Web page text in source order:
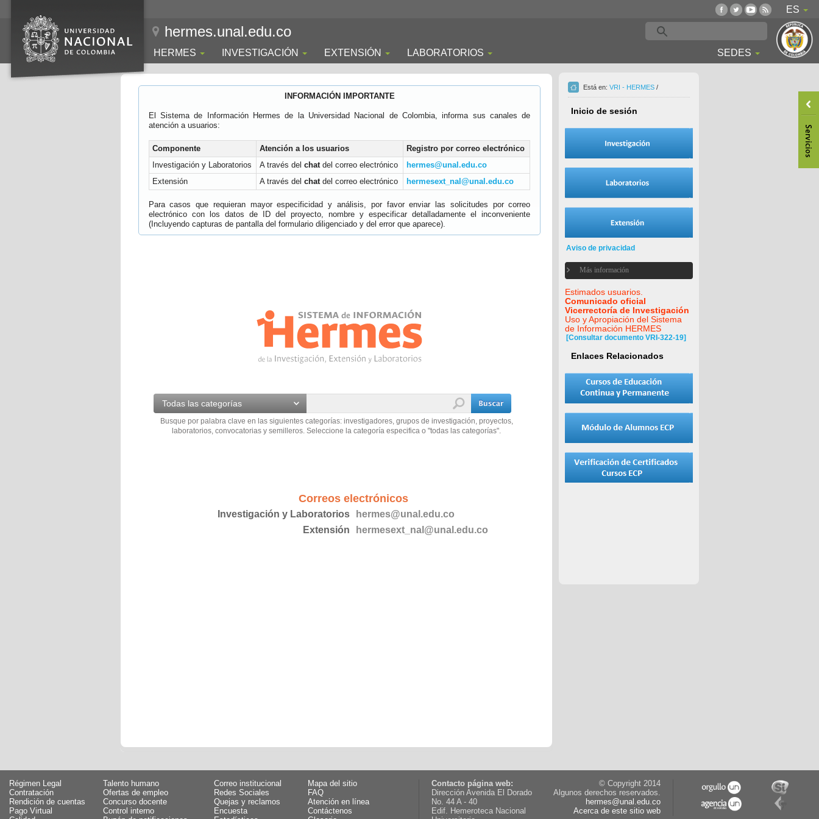
ES
hermes.unal.edu.co
HERMES INVESTIGACIÓN EXTENSIÓN LABORATORIOS SEDES
INFORMACIÓN IMPORTANTE
El Sistema de Información Hermes de la Universidad Nacional de Colombia, informa sus canales de
atención a usuarios:
Componente Atención a los usuarios
Registro por correo electrónico
Investigación y Laboratorios
A través del chatdel correo electrónico
hermes@unal.edu.co
Extensión
A través del chatdel correo electrónico hermesext_nal@unal.edu.co
Para casos que requieran mayor especificidad y análisis, por favor enviar las solicitudes por correo
electrónico con los datos de ID del proyecto, nombre y especificar detalladamente el inconveniente
(Incluyendo capturas de pantalla del formulario diligenciado y del error que aparece).
Todas las categorías
Busque por palabra clave en las siguientes categorías: investigadores, grupos de investigación, proyectos,
laboratorios, convocatorias y semilleros. Seleccione la categoría especifica o "todas las categorías".
Correos electrónicos
Investigación y Laboratorios
hermes@unal.edu.co
Extensión
hermesext_nal@unal.edu.co
Está en: VRI - HERMES /
Inicio de sesión
Aviso de privacidad
Más información
Estimados usuarios.
Comunicado oficial
Vicerrectoría de Investigación
Uso y Apropiación del Sistema
de Información HERMES
[Consultar documento VRI-322-19]
Enlaces Relacionados
Régimen Legal
Talento humano
Contratación
Ofertas de empleo
Rendición de cuentas
Concurso docente
Pago Virtual
Control interno
Correo institucional
Mapa del sitio
Redes Sociales
FAQ
Quejas y reclamos
Atención en línea
Encuesta
Contáctenos
Contacto página web:
Dirección Avenida El Dorado
No. 44 A - 40
Edif. Hemeroteca Nacional
© Copyright 2014
Algunos derechos reservados.
hermes@unal.edu.co
Acerca de este sitio web